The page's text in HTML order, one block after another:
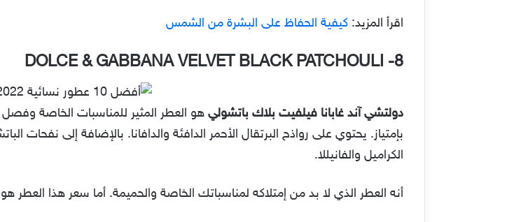
اقرأ المزيد: كيفية الحفاظ على البشرة من الشمس
8-
DOLCE & GABBANA VELVET BLACK PATCHOULI
دولتشي آند غابانا فيلفيت بلاك باتشولي هو العطر المثير للمناسبات الخاصة
بإمتياز. يحتوي على رواذح البرتقال الأحمر الدافئة والدافانا. بالإضافة إلى نفحات
الكراميل والفانيللا.
أنه العطر الذي لا بد من إمتلاكه لمناسباتك الخاصة والحميمة. أما سعر هذا العطر هو 240$.